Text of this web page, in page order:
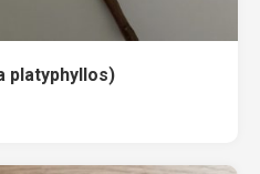
platyphyllos)